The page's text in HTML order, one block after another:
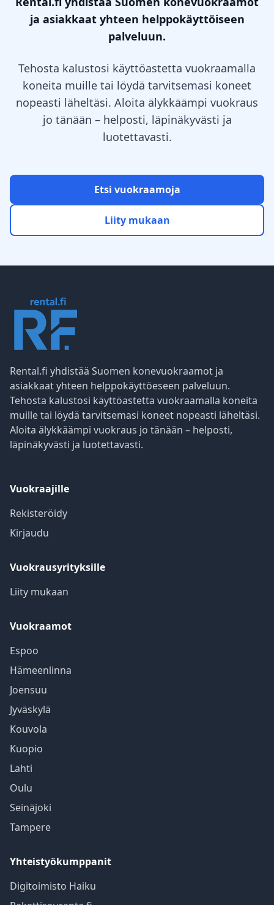
ja asiakkaat yhteen helppokäyttöiseen
palveluun.
Tehosta kalustosi käyttöastetta vuokraamalla
koneita muille tai löydä tarvitsemasi koneet
nopeasti läheltäsi. Aloita älykkäämpi vuokraus
jo tänään – helposti, läpinäkyvästi ja
luotettavasti.
Etsi vuokraamoja
Liity mukaan
Rental.fi yhdistää Suomen konevuokraamot ja
asiakkaat yhteen helppokäyttöeseen palveluun.
Tehosta kalustosi käyttöastetta vuokraamalla koneita
muille tai löydä tarvitsemasi koneet nopeasti läheltäsi.
Aloita älykkäämpi vuokraus jo tänään – helposti,
läpinäkyvästi ja luotettavasti.
Vuokraajille
Rekisteröidy
Kirjaudu
Vuokrausyrityksille
Liity mukaan
Vuokraamot
Espoo
Hämeenlinna
Joensuu
Jyväskylä
Kouvola
Kuopio
Lahti
Oulu
Seinäjoki
Tampere
Yhteistyökumppanit
Digitoimisto Haiku